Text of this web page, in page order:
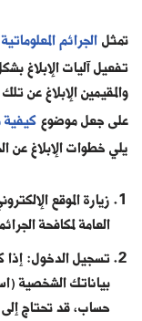
تمثلالجرائم المعلوماتية
تفعيل آليات الإبلاغ
والمقيمين الإبلاغ عن
على جعل موضوعكيفية
يلي خطوات الإبلاغ عن
زيارة الموقع
العامة لمكافحة
تسجيل الدخول: إذا
بياناتك الشخصية
حساب، قد تحتاج